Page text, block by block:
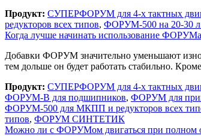
Продукт: СУПЕРФОРУМ для 4-х тактных
редукторов всех типов, ФОРУМ-500 на 20-30 л
Когда лучше начинать использование
Добавки ФОРУМ значительно уменьшают
тем дольше он будет работать стабильно.
Продукт: СУПЕРФОРУМ для 4-х тактных
ФОРУМ-В для подшипников, ФОРУМ для
ФОРУМ-500 для МКПП и редукторов всех
типов, ФОРУМ СИНТЕТИК
Можно ли с ФОРУМом двигаться при полном